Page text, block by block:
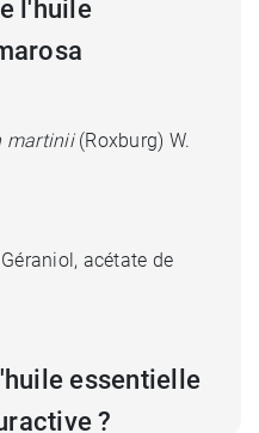
l'huile
martinii(Roxburg) W.
Géraniol, acétate de
essentielle
?